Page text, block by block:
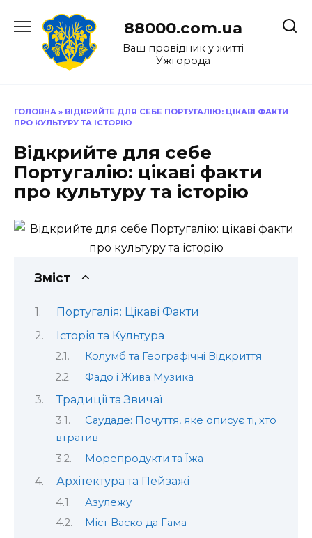
до
88000.com.ua
Ваш провідник у житті
Ужгорода
ГОЛОВНА » ВІДКРИЙТЕ ДЛЯ СЕБЕ ПОРТУГАЛІЮ: ЦІКАВІ ФАКТИ
ПРО КУЛЬТУРУ ТА ІСТОРІЮ
Відкрийте для себе
Португалію: цікаві факти
про культуру та історію
Зміст
Португалія: Цікаві Факти
Історія та Культура
Колумб та Географічні Відкриття
Фадо і Жива Музика
Традиції та Звичаї
Саудаде: Почуття, яке описує ті, хто
втратив
Морепродукти та Їжа
Архітектура та Пейзажі
Азулежу
Міст Васко да Гама